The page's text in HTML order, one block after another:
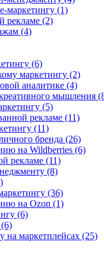
маркетингу (1)
рекламе (2)
(4)
(6)
маркетингу (2)
аналитике (4)
мышления
(5)
рекламе (11)
(11)
бренда (26)
на Wildberries (6)
рекламе (11)
(8)
(36)
на Ozon (1)
(6)
на маркетплейсах (25)